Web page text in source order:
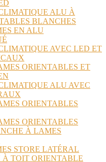
ALU À
BLANCHES
EN ALU
AVEC LED ET
ORIENTABLES ET
ALU AVEC
ORIENTABLES
ORIENTABLES
À LAMES
STORE LATÉRAL
À TOIT ORIENTABLE